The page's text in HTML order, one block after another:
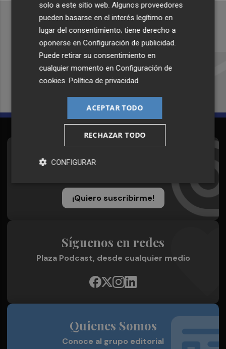
Recibe toda la actualidad de
Plaza Podcast en tu correo
Quiero suscribirme
Suscríbete al Boletín
¡Quiero suscribirme!
Síguenos en redes
Plaza Podcast, desde cualquier medio
Quienes Somos
Conoce al grupo editorial
solo a este sitio web. Algunos proveedores
pueden basarse en el interés legítimo en
lugar del consentimiento; tiene derecho a
oponerse enConfiguración de publicidad.
Puede retirar su consentimiento en
cualquier momento enConfiguración de
cookies.Política de privacidad
ACEPTAR TODO
RECHAZAR TODO
CONFIGURAR